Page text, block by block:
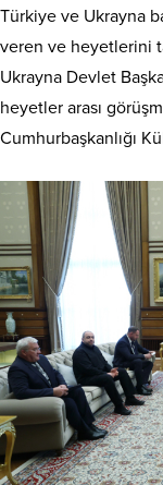
Türkiye ve Ukrayna
veren ve heyetlerini
Ukrayna Devlet
heyetler arası
Cumhurbaşkanlığı